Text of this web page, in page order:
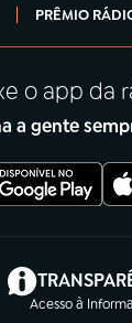
PRÊMIO
o app da
a gente
Acesso à